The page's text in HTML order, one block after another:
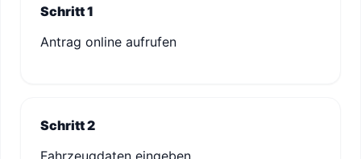
Schritt 1
Antrag online aufrufen
Schritt 2
Fahrzeugdaten eingeben